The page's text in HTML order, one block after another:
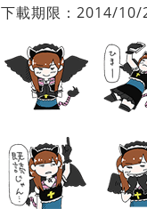
下載期限：2014/10/